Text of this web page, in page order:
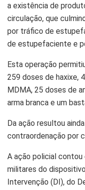
a existência de
circulação, que
por tráfico de
de estupefaciente e
Esta operação
259 doses de haxixe,
MDMA, 25 doses de
arma branca e um
Da ação resultou
contraordenação por
A ação policial
militares do
Intervenção (DI), do